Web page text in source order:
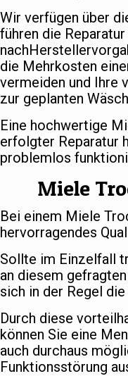
Wir verfügen über
führen die
die Mehrkosten
vermeiden und Ihre
zur geplanten
Eine hochwertige
erfolgter Reparatur
problemlos
Miele
Bei einem Miele
hervorragendes
Sollte im Einzelfall
an diesem
sich in der Regel
Durch diese
können Sie eine
auch durchaus
Funktionsstörung